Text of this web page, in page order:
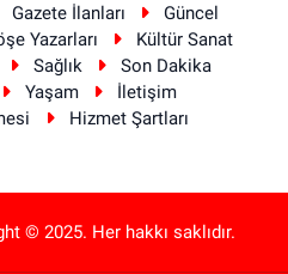
Gazete İlanları
Güncel
Yazarları
Kültür Sanat
Sağlık
Son Dakika
Yaşam
İletişim
Hizmet Şartları
© 2025. Her hakkı saklıdır.